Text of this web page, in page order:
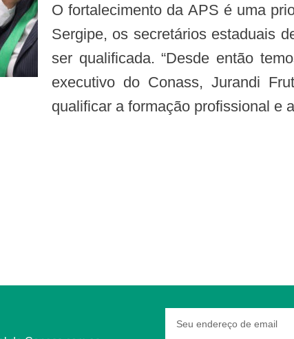
O fortalecimento da APS é uma prioridade do Conass desde 2003 quando, em
Sergipe, os secretários estaduais
ser qualificada. “Desde então
executivo do Conass, Jurandi
qualificar a formação profissional e